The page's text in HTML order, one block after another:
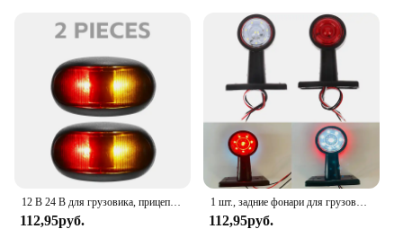
112,95руб.
1 шт., задние фонари для грузовиков, 12 В, 24 В
112,95руб.